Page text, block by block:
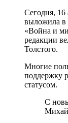
Сегодня,
выложила в
«Война и
редакции
Толстого.
Многие
поддержку
статусом.
С